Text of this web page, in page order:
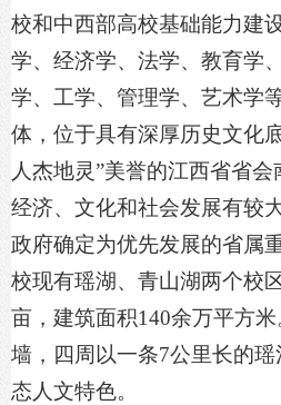
校和中西部高校基础能力建
学、经济学、法学、教育学
学、工学、管理学、艺术学
体，位于具有深厚历史文化
人杰地灵”美誉的江西省省会
经济、文化和社会发展有较
政府确定为优先发展的省属
校现有瑶湖、青山湖两个校
亩，建筑面积140余万平方
墙，四周以一条7公里长的
态人文特色。